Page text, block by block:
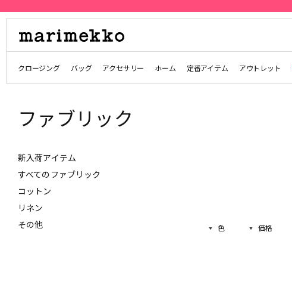
クロージング バッグ アクセサリー ホーム 定番アイテム アウトレット
ファブリック
新入荷アイテム
すべてのファブリック
コットン
リネン
その他
色 価格